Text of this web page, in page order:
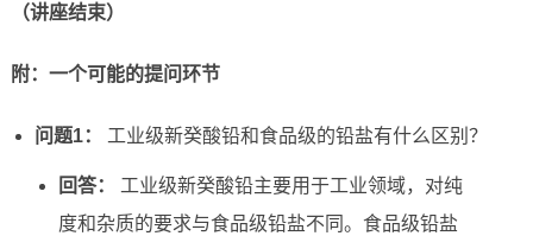
（讲座结束）
附：一个可能的提问环节
问题1： 工业级新癸酸铅和食品级的铅盐有什么区别？
回答：
工业级新癸酸铅主要用于工业领域，对纯
度和杂质的要求与食品级铅盐不同。食品级铅盐